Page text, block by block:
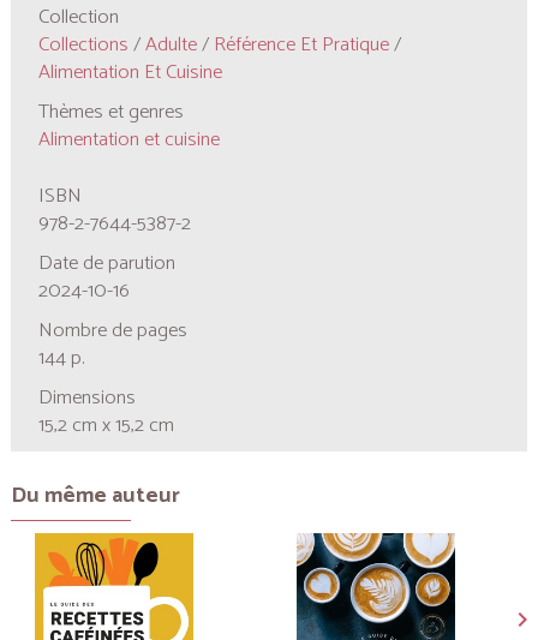
Collection
Collections/Adulte/ Référence Et Pratique/
Alimentation Et Cuisine
Thèmes et genres
Alimentation et cuisine
ISBN
978-2-7644-5387-2
Date de parution
2024-10-16
Nombre de pages
144 p.
Dimensions
15,2 cm x 15,2 cm
Du même auteur